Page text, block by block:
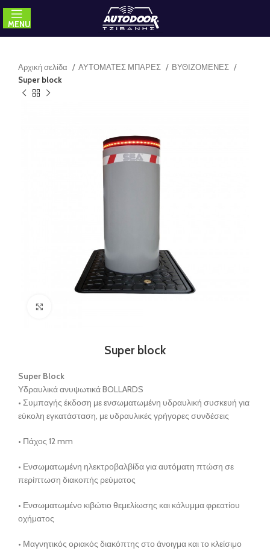
MENU
Αρχική σελίδα ΑΥΤΟΜΑΤΕΣ ΜΠΑΡΕΣ
ΒΥΘΙΖΟΜΕΝΕΣ
Super block
Super block
Super Block
Υδραυλικά ανυψωτικά BOLLARDS
• Συμπαγής έκδοση με ενσωματωμένη υδραυλική συσκευή για
εύκολη εγκατάσταση, με υδραυλικές γρήγορες συνδέσεις
• Πάχος 12 mm
• Ενσωματωμένη ηλεκτροβαλβίδα για αυτόματη πτώση σε
περίπτωση διακοπής ρεύματος
• Ενσωματωμένο κιβώτιο θεμελίωσης και κάλυμμα φρεατίου
οχήματος
• Μαγνητικός οριακός διακόπτης στο άνοιγμα και το κλείσιμο